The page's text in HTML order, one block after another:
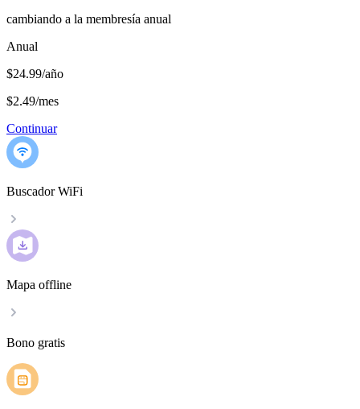
cambiando a la membresía anual
Anual
$24.99/año
$2.49/mes
Continuar
Buscador WiFi
Mapa offline
Bono gratis